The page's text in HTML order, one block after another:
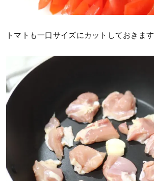
トマトも一口サイズにカットしておきます